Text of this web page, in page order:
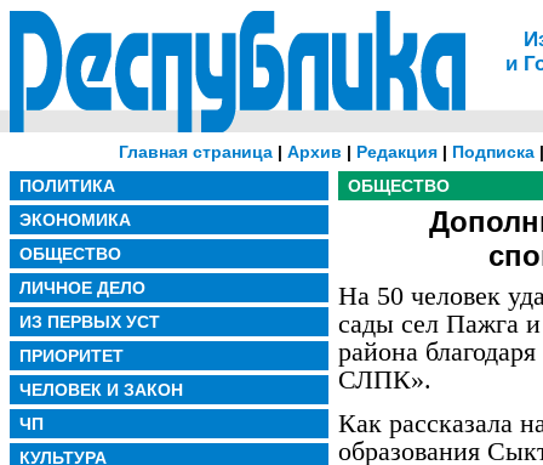
и
Главная страница | Архив | Редакция | Подписка
ПОЛИТИКА
ЭКОНОМИКА
ОБЩЕСТВО
ЛИЧНОЕ ДЕЛО
ИЗ ПЕРВЫХ УСТ
ПРИОРИТЕТ
ЧЕЛОВЕК И ЗАКОН
ЧП
КУЛЬТУРА
ОБЩЕСТВО
На 50 человек
сады сел Пажга
района
СЛПК».
Как рассказала
образования